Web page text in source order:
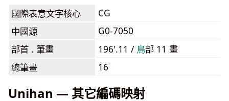
國際表意文字核心
CG
中國源
G0-7050
部首 . 筆畫
196'.11 / ⿃部 11 畫
總筆畫
16
Unihan — 其它編碼映射